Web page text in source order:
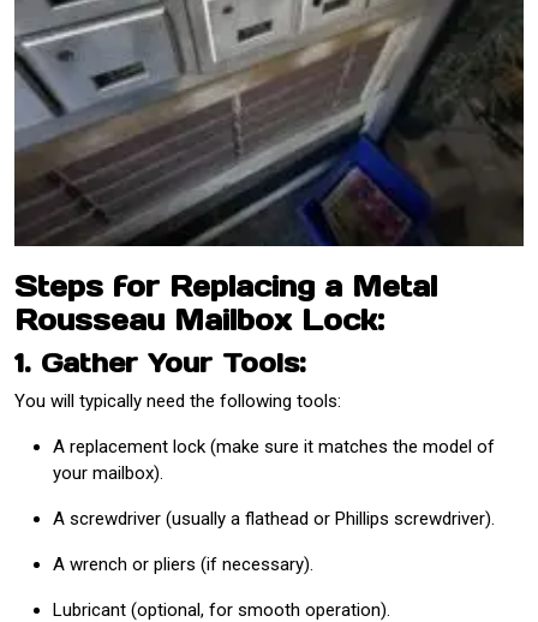
Steps for Replacing a Metal
Rousseau Mailbox Lock:
1. Gather Your Tools:
You will typically need the following tools:
A replacement lock (make sure it matches the model of
your mailbox).
A screwdriver (usually a flathead or Phillips screwdriver).
A wrench or pliers (if necessary).
Lubricant (optional, for smooth operation).